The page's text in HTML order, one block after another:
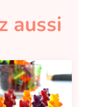
aussi